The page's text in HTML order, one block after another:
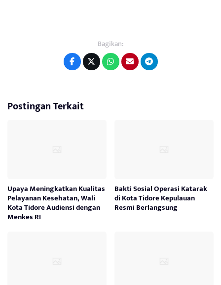
Bagikan:
Postingan Terkait
Upaya Meningkatkan Kualitas
Pelayanan Kesehatan, Wali
Kota Tidore Audiensi dengan
Menkes RI
Bakti Sosial Operasi Katarak
di Kota Tidore Kepulauan
Resmi Berlangsung